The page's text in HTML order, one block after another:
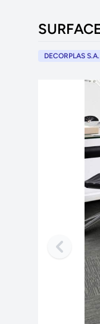
DECORPLAS S.A.